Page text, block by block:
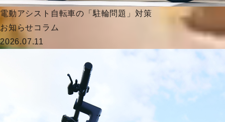
電動アシスト自転車の「駐輪問題」対策
お知らせコラム
2026.07.11